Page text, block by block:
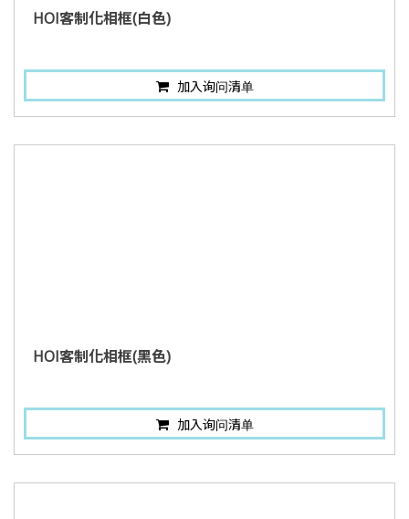
HOI客制化相框(白色)
加入询问清单
HOI客制化相框(黑色)
加入询问清单